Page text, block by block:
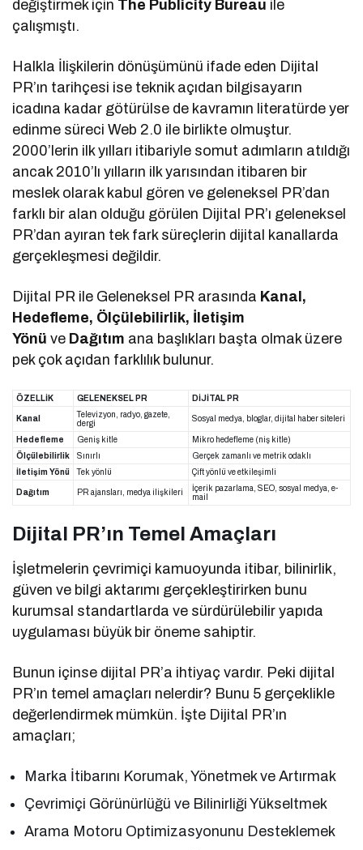
değiştirmek için The Publicity Bureau ile
çalışmıştı.
Halkla İlişkilerin dönüşümünü ifade eden Dijital
PR’ın tarihçesi ise teknik açıdan bilgisayarın
icadına kadar götürülse de kavramın literatürde yer
edinme süreci Web 2.0 ile birlikte olmuştur.
2000’lerin ilk yılları itibariyle somut adımların atıldığı
ancak 2010’lı yılların ilk yarısından itibaren bir
meslek olarak kabul gören ve geleneksel PR’dan
farklı bir alan olduğu görülen Dijital PR’ı geleneksel
PR’dan ayıran tek fark süreçlerin dijital kanallarda
gerçekleşmesi değildir.
Dijital PR ile Geleneksel PR arasında Kanal,
Hedefleme, Ölçülebilirlik, İletişim
Yönüve Dağıtım ana başlıkları başta olmak üzere
pek çok açıdan farklılık bulunur.
ÖZELLİK GELENEKSEL PR DİJİTAL PR
Kanal
Televizyon, radyo, gazete,
dergi
Sosyal medya, bloglar, dijital haber siteleri
Hedefleme Geniş kitle
Mikro hedefleme (niş kitle)
Ölçülebilirlik
Sınırlı
Gerçek zamanlı ve metrik odaklı
İletişim Yönü
Tek yönlü Çift yönlü ve etkileşimli
Dağıtım PR ajansları, medya ilişkileri
İçerik pazarlama, SEO, sosyal medya, e-
mail
Dijital PR’ın Temel Amaçları
İşletmelerin çevrimiçi kamuoyunda itibar, bilinirlik,
güven ve bilgi aktarımı gerçekleştirirken bunu
kurumsal standartlarda ve sürdürülebilir yapıda
uygulaması büyük bir öneme sahiptir.
Bunun içinse dijital PR’a ihtiyaç vardır. Peki dijital
PR’ın temel amaçları nelerdir? Bunu 5 gerçeklikle
değerlendirmek mümkün. İşte Dijital PR’ın
amaçları;
Marka İtibarını Korumak, Yönetmek ve Artırmak
Çevrimiçi Görünürlüğü ve Bilinirliği Yükseltmek
Arama Motoru Optimizasyonunu Desteklemek